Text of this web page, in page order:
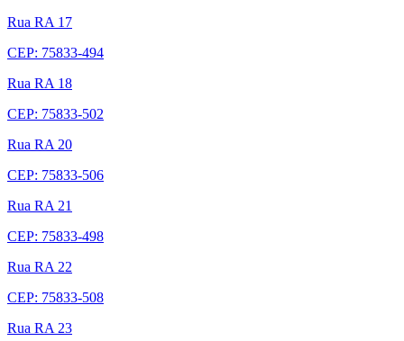
Rua RA 17
CEP: 75833-494
Rua RA 18
CEP: 75833-502
Rua RA 20
CEP: 75833-506
Rua RA 21
CEP: 75833-498
Rua RA 22
CEP: 75833-508
Rua RA 23